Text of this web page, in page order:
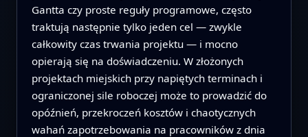
Gantta czy proste reguły programowe, często
traktują następnie tylko jeden cel — zwykle
całkowity czas trwania projektu — i mocno
opierają się na doświadczeniu. W złożonych
projektach miejskich przy napiętych terminach i
ograniczonej sile roboczej może to prowadzić do
opóźnień, przekroczeń kosztów i chaotycznych
wahań zapotrzebowania na pracowników z dnia